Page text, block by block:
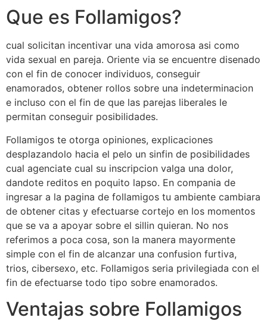
Que es Follamigos?
cual solicitan incentivar una vida amorosa asi­ como
vida sexual en pareja. Oriente vi­a se encuentre disenado
con el fin de conocer individuos, conseguir
enamorados, obtener rollos sobre una indeterminacion
e incluso con el fin de que las parejas liberales le
permitan conseguir posibilidades.
Follamigos te otorga opiniones, explicaciones
desplazandolo hacia el pelo un sinfin de posibilidades
cual agenciate cual su inscripcion valga una dolor,
dandote reditos en poquito lapso. En compania de
ingresar a la pagina de follamigos tu ambiente cambiara
de obtener citas y efectuarse cortejo en los momentos
que se va a apoyar sobre el silli­n quieran. No nos
referimos a poca cosa, son la manera mayormente
simple con el fin de alcanzar una confusion furtiva,
trios, cibersexo, etc. Follamigos seri­a privilegiada con el
fin de efectuarse todo tipo sobre enamorados.
Ventajas sobre Follamigos